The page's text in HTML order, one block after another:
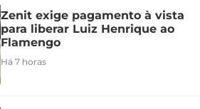
Zenit exige pagamento à vista
para liberar Luiz Henrique ao
Flamengo
Há 7 horas